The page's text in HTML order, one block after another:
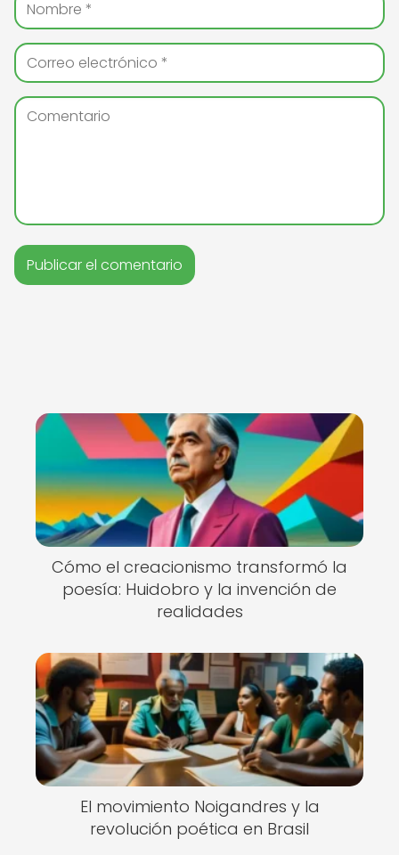
Cómo el creacionismo transformó la
poesía: Huidobro y la invención de
realidades
El movimiento Noigandres y la
revolución poética en Brasil